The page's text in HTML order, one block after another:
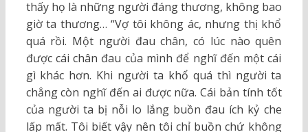
thấy họ là những người đáng thương, không bao
giờ ta thương… “Vợ tôi không ác, nhưng thị khổ
quá rồi. Một người đau chân, có lúc nào quên
được cái chân đau của mình để nghĩ đến một cái
gì khác hơn. Khi người ta khổ quá thì người ta
chẳng còn nghĩ đến ai được nữa. Cái bản tính tốt
của người ta bị nỗi lo lắng buồn đau ích kỷ che
lấp mất. Tôi biết vậy nên tôi chỉ buồn chứ không